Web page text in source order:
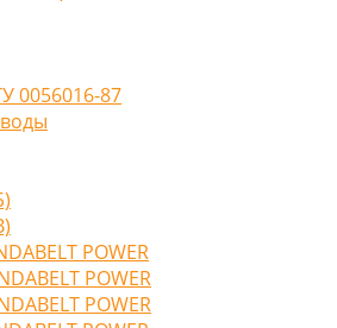
0056016-87
POWER
POWER
POWER